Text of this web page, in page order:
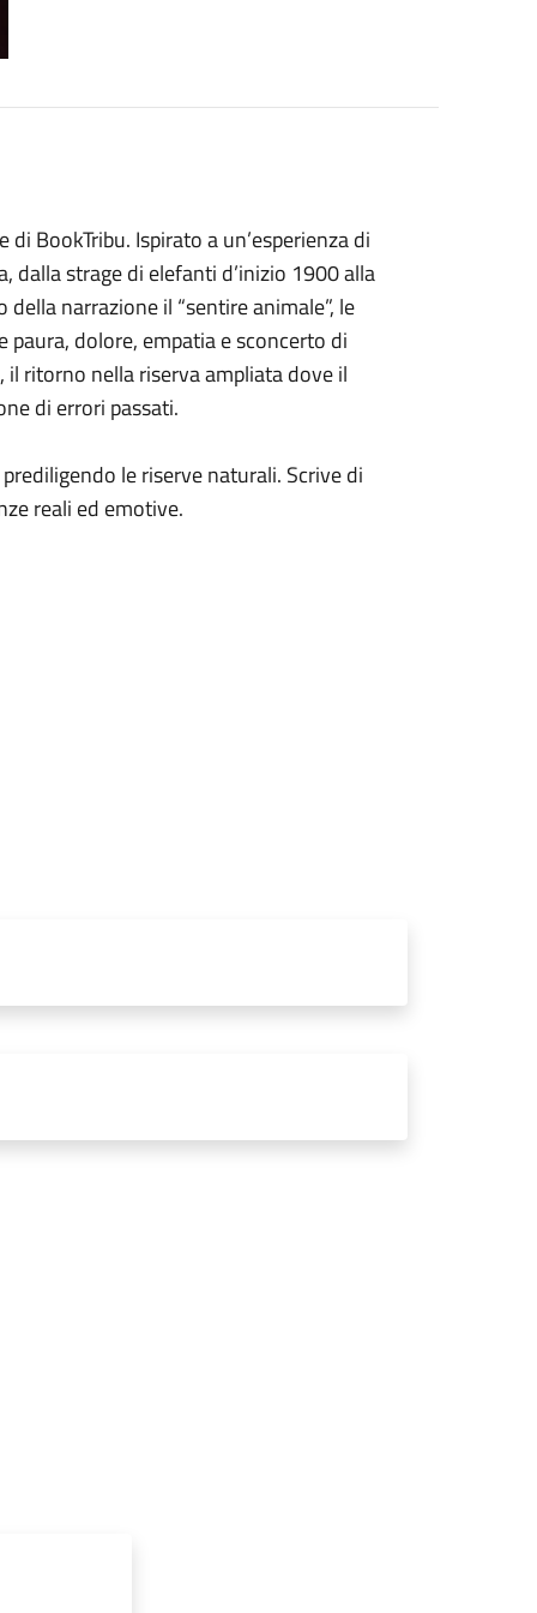
BookTribu. Ispirato a un’esperienza di
dalla strage di elefanti d’inizio 1900 alla
narrazione il “sentire animale”, le
paura, dolore, empatia e sconcerto di
ritorno nella riserva ampliata dove il
di errori passati.
le riserve naturali. Scrive di
reali ed emotive.